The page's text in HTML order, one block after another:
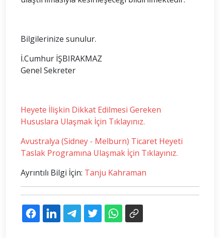
Bilgilerinize sunulur.
İ.Cumhur İŞBIRAKMAZ
Genel Sekreter
Heyete İlişkin Dikkat Edilmesi Gereken
Hususlara Ulaşmak İçin Tıklayınız.
Avustralya (Sidney - Melburn) Ticaret Heyeti
Taslak Programına Ulaşmak İçin Tıklayınız.
Ayrıntılı Bilgi İçin: Tanju Kahraman